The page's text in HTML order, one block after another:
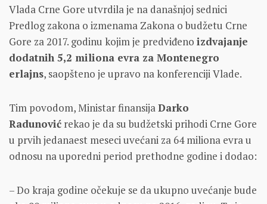
Vlada Crne Gore utvrdila je na današnjoj sednici
Predlog zakona o izmenama Zakona o budžetu Crne
Gore za 2017. godinu kojim je predviđeno izdvajanje
dodatnih 5,2 miliona evra za Montenegro
erlajns, saopšteno je upravo na konferenciji Vlade.
Tim povodom, Ministar finansijaDarko
Radunović rekao je da su budžetski prihodi Crne Gore
u prvih jedanaest meseci uvećani za 64 miliona evra u
odnosu na uporedni period prethodne godine i dodao:
– Do kraja godine očekuje se da ukupno uvećanje bude